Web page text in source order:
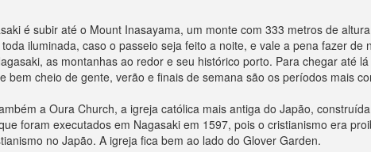
é subir até o Mount Inasayama, um monte com 333 metros de
iluminada, caso o passeio seja feito a noite, e vale a pena fazer de
as montanhas ao redor e seu histórico porto. Para chegar até
cheio de gente, verão e finais de semana são os períodos mais
a Oura Church, a igreja católica mais antiga do Japão,
foram executados em Nagasaki em 1597, pois o cristianismo era
no Japão. A igreja fica bem ao lado do Glover Garden.